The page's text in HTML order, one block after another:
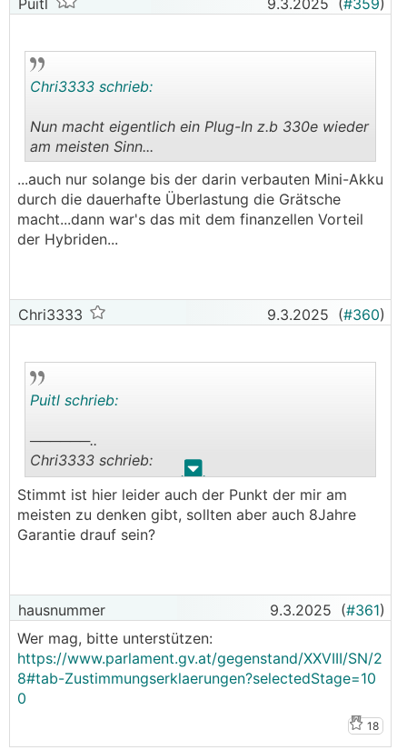
Puitl 9.3.2025 (#359)
..
Chri3333 schrieb:
Nun macht eigentlich ein Plug-In z.b 330e wieder
am meisten Sinn...
...auch nur solange bis der darin verbauten Mini-Akku
durch die dauerhafte Überlastung die Grätsche
macht...dann war's das mit dem finanzellen Vorteil
der Hybriden...
Chri3333 9.3.2025 (#360)
. .
Puitl schrieb:
──────..
Chri3333 schrieb:
Nun macht eigentlich ein Plug-In z.b 330e wieder
am meisten Sinn...
───────────────
Akku durch die dauerhafte Überlastung die
Grätsche macht...dann war's das mit dem
finanzellen Vorteil der Hybriden...
Stimmt ist hier leider auch der Punkt der mir am
meisten zu denken gibt, sollten aber auch 8Jahre
Garantie drauf sein?
hausnummer 9.3.2025 (#361)
Wer mag, bitte unterstützen:
https://www.parlament.gv.at/gegenstand/XXVIII/SN/2
8#tab-Zustimmungserklaerungen?selectedStage=10
0
18